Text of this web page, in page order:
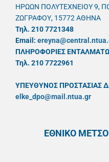
ΗΡΩΩΝ ΠΟΛΥΤΕΧΝΕΙΟΥ 9,
ΖΩΓΡΑΦΟΥ, 15772 ΑΘΗΝΑ
Τηλ. 210 7721348
Email:
ΠΛΗΡΟΦΟΡΙΕΣ
Τηλ. 210 7722961
ΥΠΕΥΘYΝΟΣ ΠΡΟΣΤΑΣΙΑΣ
elke_dpo@mail.ntua.gr
ΕΘΝΙΚΟ